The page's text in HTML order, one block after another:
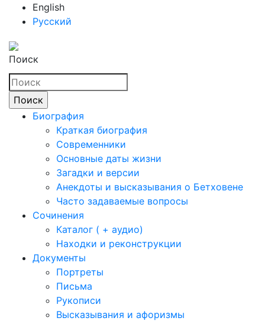
English
Русский
Поиск
Биография
Краткая биография
Современники
Основные даты жизни
Загадки и версии
Анекдоты и высказывания о Бетховене
Часто задаваемые вопросы
Сочинения
Каталог ( + аудио)
Находки и реконструкции
Документы
Портреты
Письма
Рукописи
Высказывания и афоризмы